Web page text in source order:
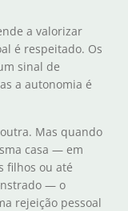
a valorizar
é respeitado. Os
sinal de
a autonomia é
Mas quando
casa — em
filhos ou até
— o
rejeição pessoal